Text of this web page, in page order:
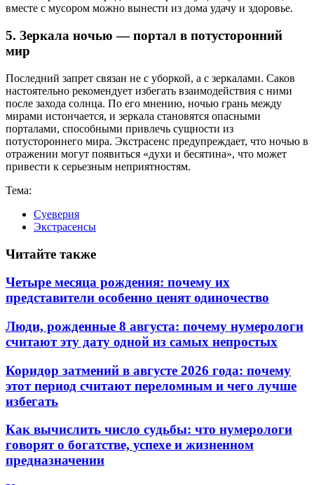
вместе с мусором можно вынести из дома удачу и здоровье.
5. Зеркала ночью — портал в потусторонний
мир
Последний запрет связан не с уборкой, а с зеркалами. Саков
настоятельно рекомендует избегать взаимодействия с ними
после захода солнца. По его мнению, ночью грань между
мирами истончается, и зеркала становятся опасными
порталами, способными привлечь сущности из
потустороннего мира. Экстрасенс предупреждает, что ночью в
отражении могут появиться «духи и бесятина», что может
привести к серьезным неприятностям.
Тема:
Суеверия
Экстрасенсы
Читайте также
Четыре месяца рождения: почему их
представители особенно ценят одиночество
Люди, рожденные 8 августа: почему нумерологи
считают эту дату одной из самых непростых
Коридор затмений в августе 2026 года: почему
этот период считают переломным и чего лучше
избегать
Как вычислить число судьбы: что нумерологи
говорят о богатстве, успехе и жизненном
предназначении